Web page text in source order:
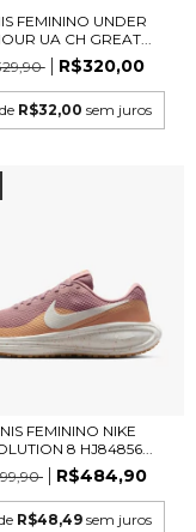
FEMININO UNDER
UA CH GREAT...
R$320,00
R$32,00 sem juros
FEMININO NIKE
8 HJ84856...
R$484,90
R$48,49 sem juros